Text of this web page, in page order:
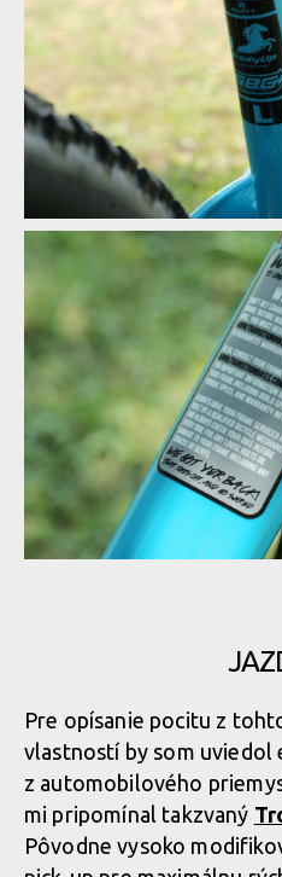
Test: Transition Sentinel - kolo
Test: Transition Sentinel - kolo
Test: Transition Sentinel - kolo
Test: Transition Sentinel - kolo
Test: Transition Sentinel - kolo
Test: Transition Sentinel - kolo
Test: Transition Sentinel - kolo
Test: Transition Sentinel - kolo
Test: Transition Sentinel - kolo
Pre opísanie pocitu z
vlastností by som uviedol
z automobilového
mi pripomínal takzvaný
Pôvodne vysoko